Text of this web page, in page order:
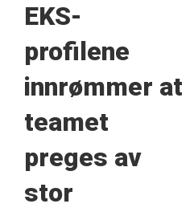
EKS-
profilene
innrømmer at
teamet
preges av
stor